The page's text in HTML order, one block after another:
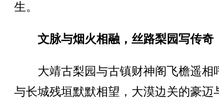
生。
文脉与烟火相融，丝路梨园写传奇
大靖古梨园与古镇财神阁飞檐遥相
与长城残垣默默相望，大漠边关的豪迈